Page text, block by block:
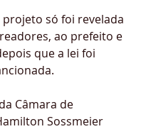
só foi revelada
ao prefeito e
que a lei foi
Câmara de
Sossmeier